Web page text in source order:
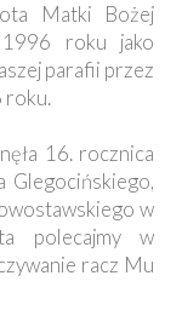
Matki Bożej
1996 roku jako
parafii przez
roku.
16. rocznica
Glegocińskiego,
w
polecajmy w
racz Mu